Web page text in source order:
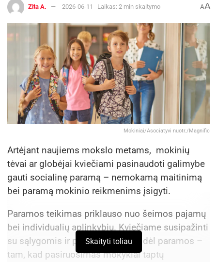
Zita A. 2026-06-11 Laikas: 2 min skaitymo AA
Mokiniai/Asociatyvi nuotr./Magnific
Artėjant naujiems mokslo metams, mokinių
tėvai ar globėjai kviečiami pasinaudoti galimybe
gauti socialinę paramą – nemokamą maitinimą
bei paramą mokinio reikmenims įsigyti.
Paramos teikimas priklauso nuo šeimos pajamų
bei individualių aplinkybių. Kviečiame susipažinti
su sąlygomis ir prireikus kreiptis dėl paramos –
tam, kad pasiruošimas mokyklai taptų
Skaityti toliau